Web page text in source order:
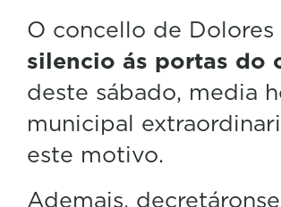
O concello de
silencio ás portas do
deste sábado, media
municipal
este motivo.
Ademais, decretáronse